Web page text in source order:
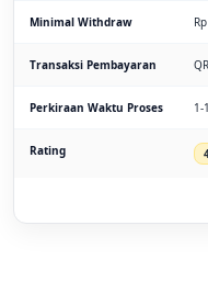
Minimal Withdraw
Transaksi Pembayaran
Perkiraan Waktu Proses 1-
Rating